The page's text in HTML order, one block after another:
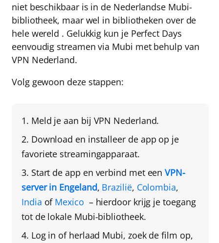
niet beschikbaar is in de Nederlandse Mubi-
bibliotheek, maar wel in bibliotheken over de
hele wereld . Gelukkig kun je Perfect Days
eenvoudig streamen via Mubi met behulp van
VPN Nederland.
Volg gewoon deze stappen:
Meld je aan bij VPN Nederland.
Download en installeer de app op je
favoriete streamingapparaat.
Start de app en verbind met eenVPN-
server in Engeland, Brazilië, Colombia,
India of Mexico – hierdoor krijg je toegang
tot de lokale Mubi-bibliotheek.
Log in of herlaad Mubi, zoek de film op,